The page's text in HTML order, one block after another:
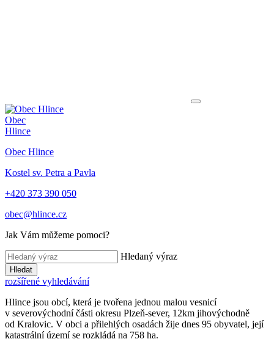
Obec
Hlince
Obec Hlince
Kostel sv. Petra a Pavla
+420 373 390 050
obec@hlince.cz
Jak Vám můžeme pomoci?
Hledaný výraz
Hledat
rozšířené vyhledávání
Hlince jsou obcí, která je tvořena jednou malou vesnicí
v severovýchodní části okresu Plzeň-sever, 12km jihovýchodně
od Kralovic. V obci a přilehlých osadách žije dnes 95 obyvatel, její
katastrální území se rozkládá na 758 ha.